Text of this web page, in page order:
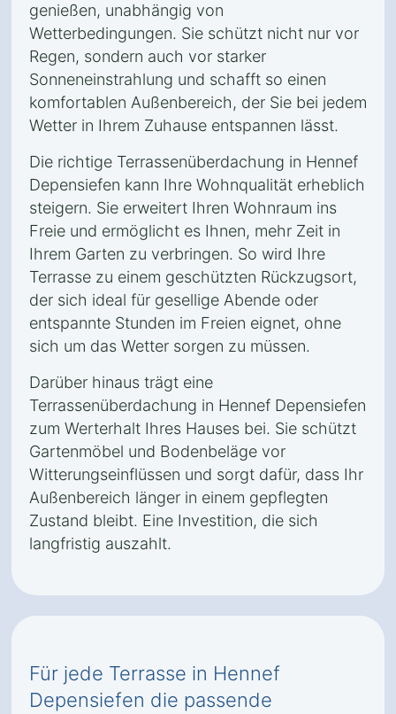
genießen, unabhängig von
Wetterbedingungen. Sie schützt nicht nur vor
Regen, sondern auch vor starker
Sonneneinstrahlung und schafft so einen
komfortablen Außenbereich, der Sie bei jedem
Wetter in Ihrem Zuhause entspannen lässt.
Die richtige Terrassenüberdachung in Hennef
Depensiefen kann Ihre Wohnqualität erheblich
steigern. Sie erweitert Ihren Wohnraum ins
Freie und ermöglicht es Ihnen, mehr Zeit in
Ihrem Garten zu verbringen. So wird Ihre
Terrasse zu einem geschützten Rückzugsort,
der sich ideal für gesellige Abende oder
entspannte Stunden im Freien eignet, ohne
sich um das Wetter sorgen zu müssen.
Darüber hinaus trägt eine
Terrassenüberdachung in Hennef Depensiefen
zum Werterhalt Ihres Hauses bei. Sie schützt
Gartenmöbel und Bodenbeläge vor
Witterungseinflüssen und sorgt dafür, dass Ihr
Außenbereich länger in einem gepflegten
Zustand bleibt. Eine Investition, die sich
langfristig auszahlt.
Für jede Terrasse in Hennef
Depensiefen die passende